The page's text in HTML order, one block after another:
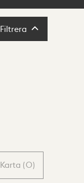
Filtrera Filtrera
Karta (0)